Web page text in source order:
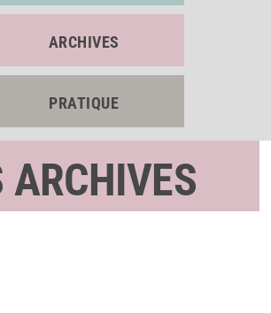
ARCHIVES
PRATIQUE
ARCHIVES